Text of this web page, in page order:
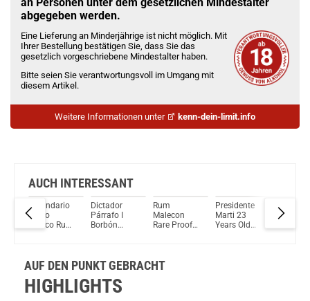
Du willst Kröten sparen?
Schau mal hier!
Ijoy Luna 1,4ml 350mAh Pod System Kit Grün
abgegeben werden.
Eine Lieferung an Minderjährige ist nicht möglich. Mit
Ihrer Bestellung bestätigen Sie, dass Sie das
gesetzlich vorgeschriebene Mindestalter haben.
Bitte seien Sie verantwortungsvoll im Umgang mit
diesem Artikel.
Weitere Informationen unter kenn-dein-limit.info
AUCH INTERESSANT
Legendario
Anejo
Blanco Rum
Dictador
Párrafo I
Borbón
700ml
Rum
Malecon
Rare Proof
Presidente
Marti 23
Years Old
Dictador
Rima I
AUF DEN PUNKT GEBRACHT
HIGHLIGHTS